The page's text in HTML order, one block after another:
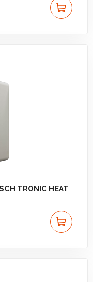
TRONIC HEAT